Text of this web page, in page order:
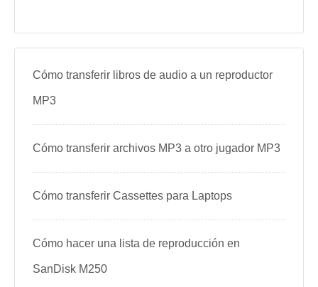
Cómo transferir libros de audio a un reproductor
MP3
Cómo transferir archivos MP3 a otro jugador MP3
Cómo transferir Cassettes para Laptops
Cómo hacer una lista de reproducción en
SanDisk M250